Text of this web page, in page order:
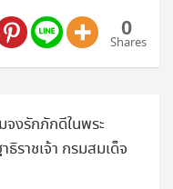
0
Shares
งรักภักดีในพระ
ราชเจ้า กรมสมเด็จ